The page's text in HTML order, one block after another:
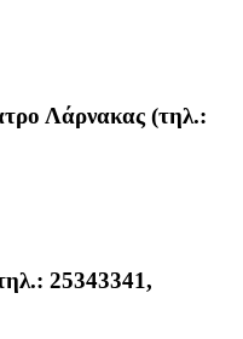
Λάρνακας (τηλ.:
25343341,